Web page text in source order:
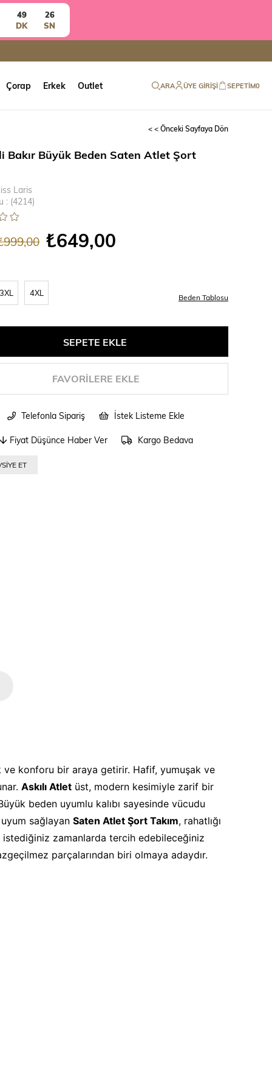
49
DK
25
SN
Çorap Erkek Outlet ARA ÜYE GIRIŞI SEPETIM0
< < Önceki Sayfaya Dön
Bakır Büyük Beden Saten Atlet Şort
Laris
(4214)
₺649,00
3XL 4XL Beden Tablosu
FAVORILERE EKLE
Telefonla Sipariş İstek Listeme Ekle
Fiyat Düşünce Haber Ver Kargo Bedava
ET
ve konforu bir araya getirir. Hafif, yumuşak ve
Askılı Atlet üst, modern kesimiyle zarif bir
beden uyumlu kalıbı sayesinde vücudu
sağlayan Saten Atlet Şort Takım, rahatlığı
zamanlarda tercih edebileceğiniz
parçalarından biri olmaya adaydır.